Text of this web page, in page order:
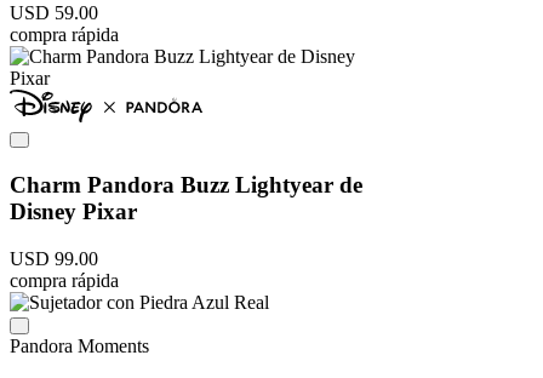
USD 59.00
compra rápida
Charm Pandora Buzz Lightyear de
Disney Pixar
USD 99.00
compra rápida
Pandora Moments